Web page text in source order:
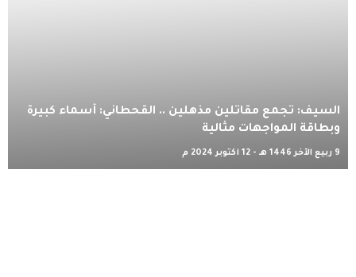
السيف: تجمع مقاتلين مذهلين .. القحطاني: أسماء كبيرة
وبطاقة المواجهات مثالية
9 ربيع الآخر 1446 هـ - 12 أكتوبر 2024 م